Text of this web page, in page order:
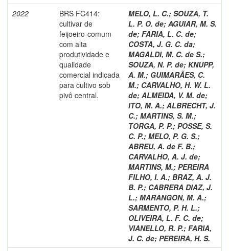
2022
BRS FC414:
cultivar de
feijoeiro-comum
com alta
produtividade e
qualidade
comercial indicada
para cultivo sob
pivô central.
MELO, L. C.; SOUZA, T.
L. P. O. de; AGUIAR, M. S.
de; FARIA, L. C. de;
COSTA, J. G. C. da;
MAGALDI, M. C. de S.;
SOUZA, N. P. de; KNUPP,
A. M.; GUIMARÃES, C.
M.; CARVALHO, H. W. L.
de; ALMEIDA, V. M. de;
ITO, M. A.; ALBRECHT, J.
C.; MARTINS, S. M.;
TORGA, P. P.; POSSE, S.
C. P.; MELO, P. G. S.;
ABREU, A. de F. B.;
CARVALHO, A. J. de;
MARTINS, M.; PEREIRA
FILHO, I. A.; BRAZ, A. J.
B. P.; CABRERA DIAZ, J.
L.; MARANGON, M. A.;
SARMENTO, P. H. L.;
OLIVEIRA, L. F. C. de;
VIANELLO, R. P.; FARIA,
J. C. de; PEREIRA, H. S.